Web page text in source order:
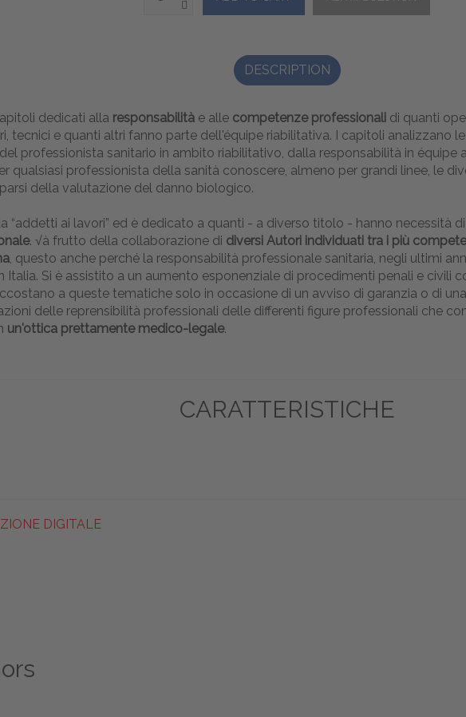
DESCRIPTION
dedicati alla responsabilità e alle competenze professionali di quanti
tecnici e quanti altri fanno parte dell'équipe riabilitativa. I capitoli analizzano
professionista sanitario in ambito riabilitativo, dalla responsabilità in équipe
qualsiasi professionista della sanità conoscere, almeno per grandi linee, le
della valutazione del danno biologico.
“addetti ai lavori” ed è dedicato a quanti - a diverso titolo - hanno necessità
. √à frutto della collaborazione di diversi Autori individuati tra i più
, questo anche perché la responsabilità professionale sanitaria, negli ultimi
Italia. Si è assistito a un aumento esponenziale di procedimenti penali e civili
a queste tematiche solo in occasione di un avviso di garanzia o di
delle reprensibilità professionali delle differenti figure professionali che
un'ottica prettamente medico-legale.
CARATTERISTICHE
DIGITALE